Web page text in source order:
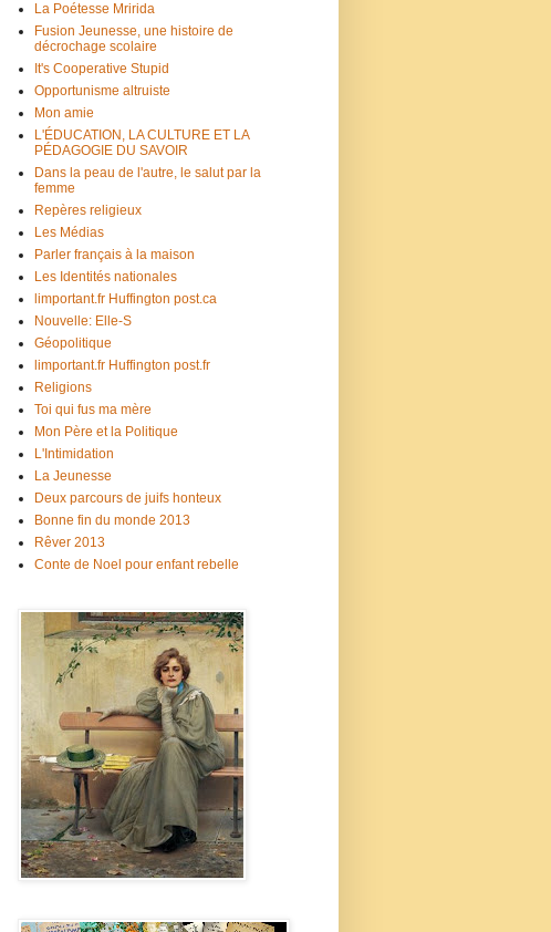
La Poétesse Mririda
Fusion Jeunesse, une histoire de
décrochage scolaire
It's Cooperative Stupid
Opportunisme altruiste
Mon amie
L'ÉDUCATION, LA CULTURE ET LA
PÉDAGOGIE DU SAVOIR
Dans la peau de l'autre, le salut par la
femme
Repères religieux
Les Médias
Parler français à la maison
Les Identités nationales
limportant.fr Huffington post.ca
Nouvelle: Elle-S
Géopolitique
limportant.fr Huffington post.fr
Religions
Toi qui fus ma mère
Mon Père et la Politique
L'Intimidation
La Jeunesse
Deux parcours de juifs honteux
Bonne fin du monde 2013
Rêver 2013
Conte de Noel pour enfant rebelle